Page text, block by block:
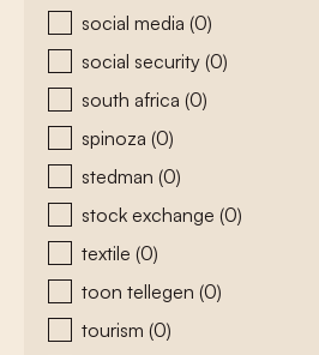
social media (0)
social security (0)
south africa (0)
spinoza (0)
stedman (0)
stock exchange (0)
textile (0)
toon tellegen (0)
tourism (0)